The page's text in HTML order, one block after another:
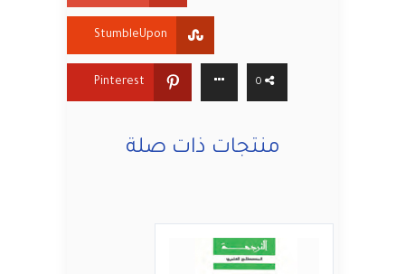
StumbleUpon
Pinterest 0
منتجات ذات صلة